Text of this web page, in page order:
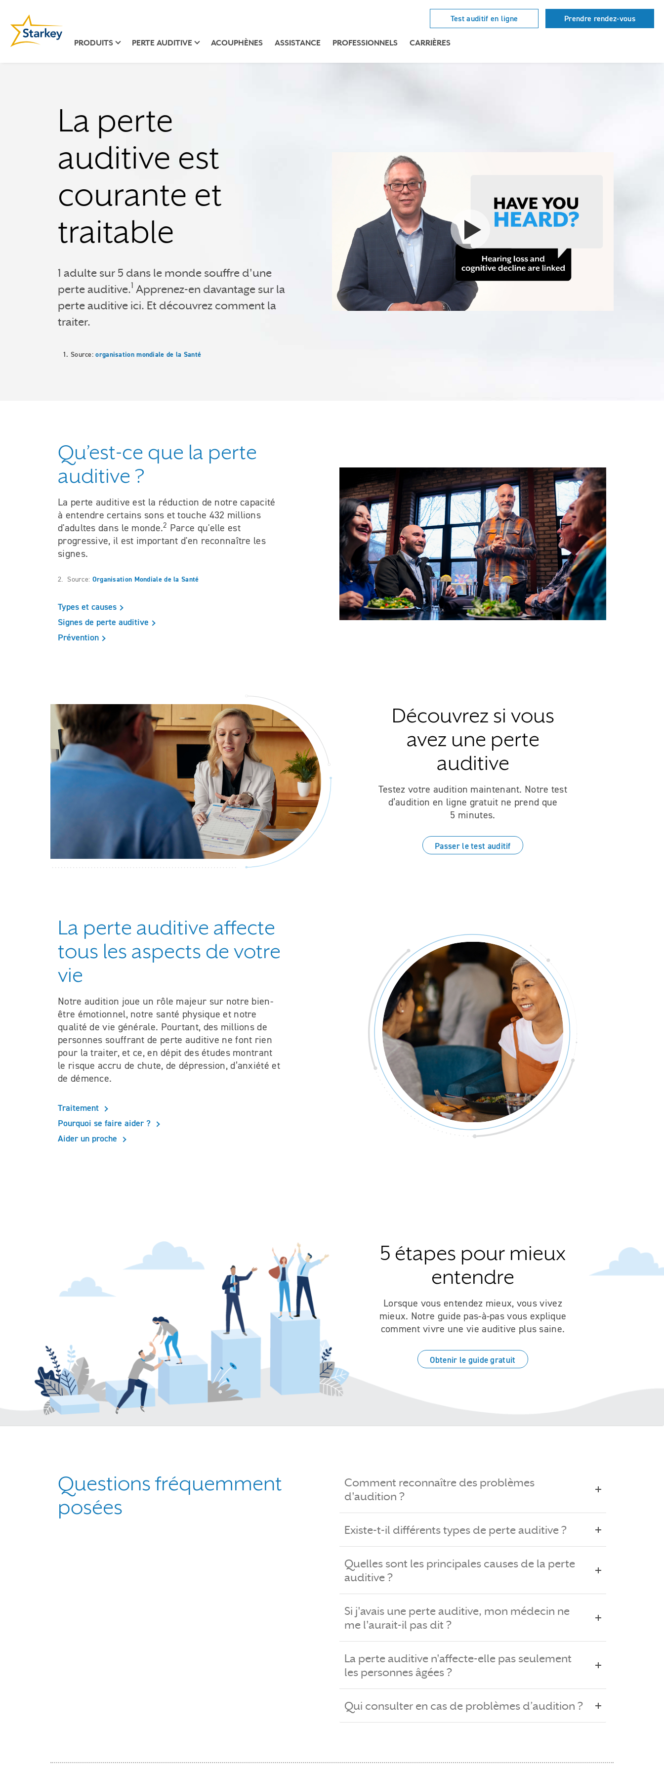
PRODUITS PERTE AUDITIVE ACOUPHÈNES ASSISTANCE PROFESSIONNELS CARRIÈRES
Test auditif en ligne Prendre rendez-vous
La perte
auditive est
courante et
traitable
1 adulte sur 5 dans le monde souffre d'une
perte auditive.1 Apprenez-en davantage sur la
perte auditive ici. Et découvrez comment la
traiter.
1. Source:organisation mondiale de la Santé
Watch the video
Qu’est-ce que la perte
auditive ?
La perte auditive est la réduction de notre capacité
à entendre certains sons et touche 432 millions
d'adultes dans le monde.2 Parce qu'elle est
progressive, il est important d'en reconnaître les
signes.
2. Source: Organisation Mondiale de la Santé
Types et causes
Signes de perte auditive
Prévention
Découvrez si vous
avez une perte
auditive
Testez votre audition maintenant. Notre test
d’audition en ligne gratuit ne prend que
5 minutes.
Passer le test auditif
La perte auditive affecte
tous les aspects de votre
vie
Notre audition joue un rôle majeur sur notre bien-
être émotionnel, notre santé physique et notre
qualité de vie générale. Pourtant, des millions de
personnes souffrant de perte auditive ne font rien
pour la traiter, et ce, en dépit des études montrant
le risque accru de chute, de dépression, d’anxiété et
de démence.
Traitement
Pourquoi se faire aider ?
Aider un proche
5 étapes pour mieux
entendre
Lorsque vous entendez mieux, vous vivez
mieux. Notre guide pas-à-pas vous explique
comment vivre une vie auditive plus saine.
Obtenir le guide gratuit
Questions fréquemment
posées
Comment reconnaître des problèmes
d'audition ?
Existe-t-il différents types de perte auditive ?
Quelles sont les principales causes de la perte
auditive ?
Si j'avais une perte auditive, mon médecin ne
me l'aurait-il pas dit ?
La perte auditive n'affecte-elle pas seulement
les personnes âgées ?
Qui consulter en cas de problèmes d’audition ?